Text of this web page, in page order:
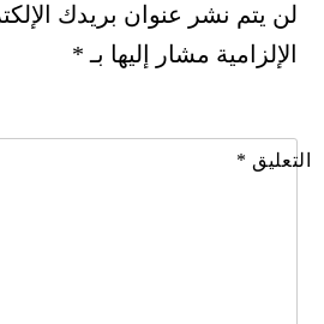
لن يتم نشر عنوان بريدك
الإلزامية مشار إليها بـ *
التعليق *